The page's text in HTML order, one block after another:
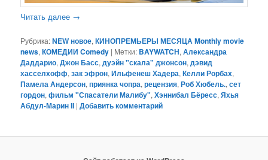
Читать далее →
Рубрика:NEW новое,КИНОПРЕМЬЕРЫ МЕСЯЦА Monthly movie
news,КОМЕДИИ Comedy | Метки: BAYWATCH,Александра
Даддарио,Джон Басс,дуэйн "скала" джонсон,дэвид
хасселхофф,зак эфрон,Ильфенеш Хадера,Келли Рорбах,
Памела Андерсон,приянка чопра,рецензия,Роб Хюбель.,сет
гордон,фильм "Спасатели Малибу",Хэннибал Бёресс,Яхья
Абдул-Марин II |Добавить комментарий